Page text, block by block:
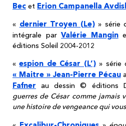
Bec et Erion Campanella
« dernier Troyen (Le)» série
intégrale parValérie Mangin
éditions Soleil 2004-2012
«espion de César (L’)» série
« Maitre » Jean-Pierre Pécau
Fafner au dessin © éditions
guerres de César comme jamais
une histoire de vengeance qui